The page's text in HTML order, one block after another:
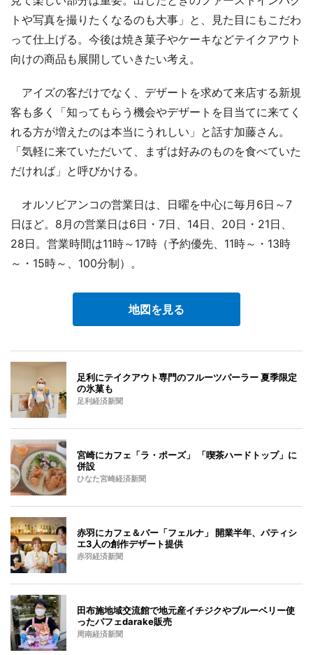
トや写真を撮りたくなるのも大事」と、見た目にもこだわ
って仕上げる。今後は焼き菓子やケーキなどテイクアウト
向けの商品も展開していきたい考え。
アイズの客だけでなく、デザートを求めて来店する新規
客も多く「知ってもらう機会やデザートを目当てに来てく
れる方が増えたのは本当にうれしい」と話す加藤さん。
「気軽に来ていただいて、まずは好みのものを食べていた
だければ」と呼びかける。
オルソビアンコの営業日は、日曜を中心に毎月6日～7
日ほど。8月の営業日は6日・7日、14日、20日・21日、
28日。営業時間は11時～17時（予約優先、11時～・13時
～・15時～、100分制）。
地図を見る
足利にテイクアウト専門のフルーツパーラー 夏季限定
の氷菓も
足利経済新聞
宮崎にカフェ「ラ・ポーズ」 「喫茶ハードトップ」に
併設
ひなた宮崎経済新聞
赤羽にカフェ＆バー「フェルナ」 開業半年、パティシ
エ3人の創作デザート提供
赤羽経済新聞
田布施地域交流館で地元産イチジクやブルーベリー使
ったパフェdarake販売
周南経済新聞